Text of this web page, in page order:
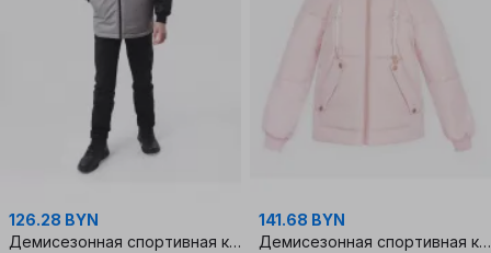
126.28 BYN
Демисезонная спортивная куртка для мальчика с шлевками
141.68 BYN
Демисезонная спортивная куртка для девочки с шевроном